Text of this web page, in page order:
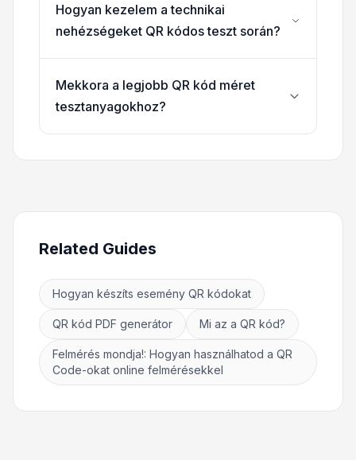
Hogyan kezelem a technikai
nehézségeket QR kódos teszt során?
Mekkora a legjobb QR kód méret
tesztanyagokhoz?
Related Guides
Hogyan készíts esemény QR kódokat
QR kód PDF generátor Mi az a QR kód?
Felmérés mondja!: Hogyan használhatod a QR
Code-okat online felmérésekkel